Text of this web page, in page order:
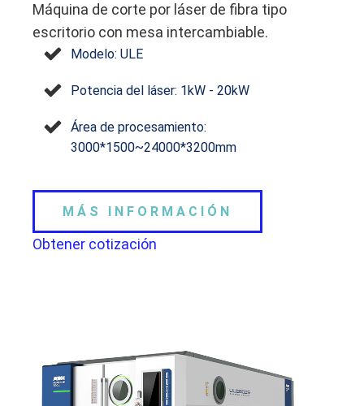
Máquina de corte por láser de fibra tipo
escritorio con mesa intercambiable.
Modelo: ULE
Potencia del láser: 1kW - 20kW
Área de procesamiento:
3000*1500~24000*3200mm
MÁS INFORMACIÓN
Obtener cotización